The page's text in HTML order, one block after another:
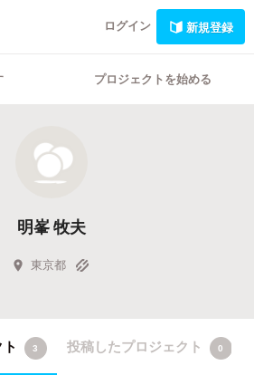
ログイン 新規登録
プロジェクトを始める
明峯 牧夫
東京都
3 投稿したプロジェクト 0